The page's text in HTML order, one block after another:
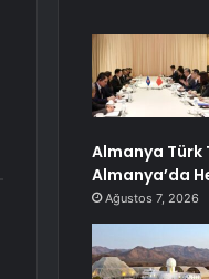
Almanya Türk
Almanya’da
Ağustos 7, 2026